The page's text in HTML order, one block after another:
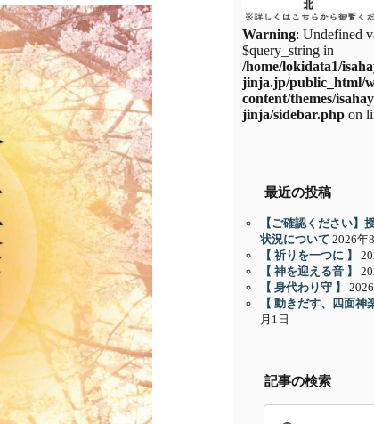
Warning: Undefined
$query_string in
/home/lokidata1/
jinja.jp/public_html/
content/themes/
jinja/sidebar.php on
最近の投稿
【ご確認ください】
状況について 2026年
【 祈りを一つに 】
【 神を迎える音 】
【 身代わり守 】
【 動きだす、四面神
月1日
記事の検索